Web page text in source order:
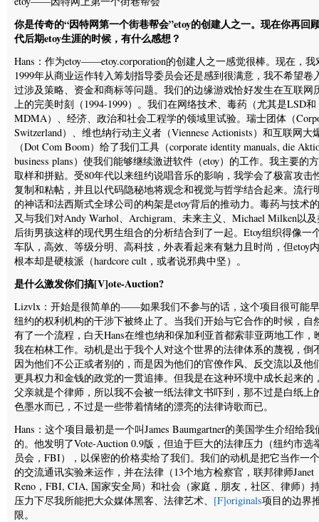
你是传奇的“因特网第一个街巷帮会”etoy的创建人之一。现在你再回
代后期etoy生涯的时候，有什么感想？
Hans：作为etoy——etoy.corporation的创建人之一感觉很棒。现在，我
1999年从商业运作转入筹划指导委员会还是感到很满意，我不希望卷
过涉及策略、资金和商标等问题。我们的边缘游戏恰好发生在互联网
上的完美时刻（1994-1999）。我们在网络技术、毒药（尤其是LSD和
MDMA）、经济、政治和社会工程学的领域里试验。瑞士团体（
Switzerland）、维也纳行动主义者（Viennese Actionists）和互联网大
（Dot Com Boom）给了我们工具（corporate identity manuals, die
business plans）使我们能够继续激进软件（etoy）的工作。我主要的
取样和拼贴。受80年代以来纽约说唱音乐的影响，我学会了极富攻击
复制和粘帖，并且以代码隐秘地将观念和视觉与哲学结合起来。流行
的神话和法西斯式全球公司的构架是etoy背后的推动力。毒药与技术
又与我们对Andy Warhol、Archigram、未来主义、Michael Milken以
后街男孩这样的现代男生组合的分析结合到了一起。Etoy组织得像一
车队，高效、等级分明、高科技，外表看起来有魅力且时尚，但etoy
根本却是硬核派（hardcore cult，或者说邪典中坚）。
是什么激发你们搞[V]ote-Auction?
Lizvlx：开始是很简单的——如果我们不参与的话，这个项目很可能
纽约的权利机构的干涉下被终止了。当我们开始与它合作的时候，自
有了一个流程，白天Hans在维也纳和保加利亚首都索菲亚两地工作，
我在柏林工作。动机是出于我个人对这个世界的法律体系的蔑视，倒
因为他们不公正或者别的，而是因为他们的官僚作风、反交流以及他
更具权力和金钱的政党的一贯追捧。但我是在这种环境中成长起来的
父亲就是个律师，所以我不会被一纸法律文书吓到，那不过是白纸上
色墨水而已，不过是一些带着情绪的漂亮的法律诗歌而已。
Hans：这个项目最初是一个叫James Baumgartner的美国学生介绍给我
的。他发明了Vote-Auction 0.9版，但迫于巨大的法律压力（纽约市选
员会，FBI），以保密的价格卖给了我们。我们的动机是把它当作一
的交流通讯实验来运作，并在法律（13个地方检察官，联邦律师Janet
Reno，FBI, CIA, 国家安全局）和社会（家庭，朋友，社区、律师）
压力下尽我所能把大众媒体黑客、法律艺术、 [F]originals项目的边界
限。